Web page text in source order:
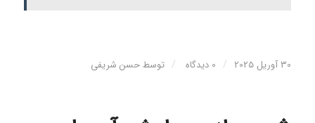
30 آوریل 2025 / 0 دیدگاه / توسطحسن شریفی